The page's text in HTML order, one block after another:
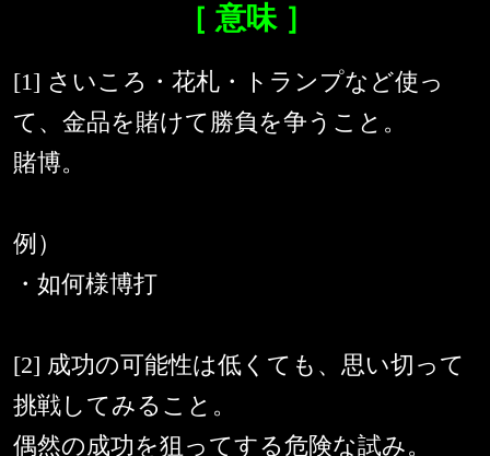
［ 意味 ］
[1] さいころ・花札・トランプなど使っ
て、金品を賭けて勝負を争うこと。
賭博。
例）
・如何様博打
[2] 成功の可能性は低くても、思い切って
挑戦してみること。
偶然の成功を狙ってする危険な試み。